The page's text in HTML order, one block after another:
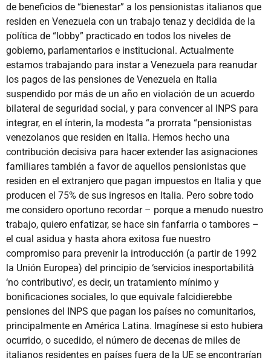
de beneficios de “bienestar” a los pensionistas italianos que
residen en Venezuela con un trabajo tenaz y decidida de la
política de “lobby” practicado en todos los niveles de
gobierno, parlamentarios e institucional. Actualmente
estamos trabajando para instar a Venezuela para reanudar
los pagos de las pensiones de Venezuela en Italia
suspendido por más de un año en violación de un acuerdo
bilateral de seguridad social, y para convencer al INPS para
integrar, en el ínterin, la modesta “a prorrata “pensionistas
venezolanos que residen en Italia. Hemos hecho una
contribución decisiva para hacer extender las asignaciones
familiares también a favor de aquellos pensionistas que
residen en el extranjero que pagan impuestos en Italia y que
producen el 75% de sus ingresos en Italia. Pero sobre todo
me considero oportuno recordar – porque a menudo nuestro
trabajo, quiero enfatizar, se hace sin fanfarria o tambores –
el cual asidua y hasta ahora exitosa fue nuestro
compromiso para prevenir la introducción (a partir de 1992
la Unión Europea) del principio de ‘servicios inesportabilità
‘no contributivo’, es decir, un tratamiento mínimo y
bonificaciones sociales, lo que equivale falcidierebbe
pensiones del INPS que pagan los países no comunitarios,
principalmente en América Latina. Imagínese si esto hubiera
ocurrido, o sucedido, el número de decenas de miles de
italianos residentes en países fuera de la UE se encontrarían